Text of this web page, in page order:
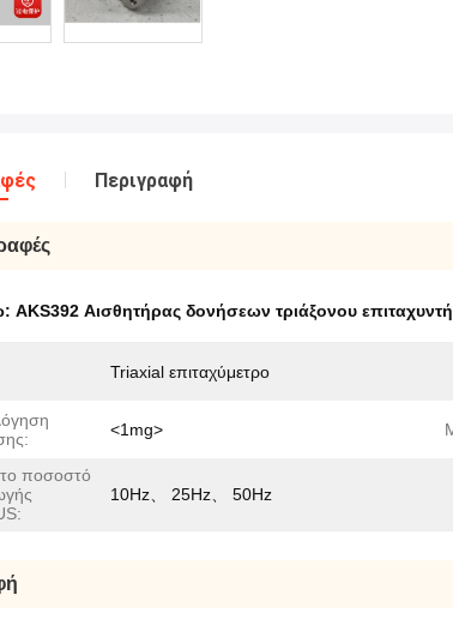
Περιγραφή
AKS392 Αισθητήρας δονήσεων τριάξονου επιταχυντή
Triaxial επιταχύμετρο
<1mg>
ποσοστό
10Hz、 25Hz、 50Hz